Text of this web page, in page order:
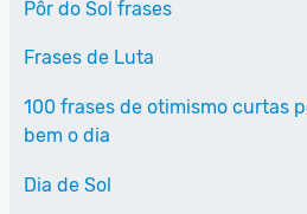
Pôr do Sol frases
Frases de Luta
100 frases de otimismo curtas
bem o dia
Dia de Sol